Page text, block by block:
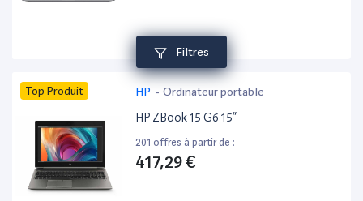
Filtres
Top Produit HP - Ordinateur portable
HP ZBook 15 G6 15”
201 offres à partir de :
417,29 €